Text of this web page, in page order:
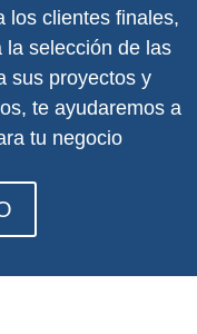
los clientes finales,
la selección de las
sus proyectos y
te ayudaremos a
tu negocio